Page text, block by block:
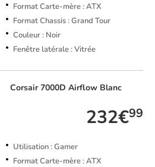
Format Carte-mère : ATX
Format Chassis : Grand Tour
Couleur : Noir
Fenêtre latérale : Vitrée
Corsair7000D Airflow Blanc
232€99
Utilisation : Gamer
Format Carte-mère : ATX